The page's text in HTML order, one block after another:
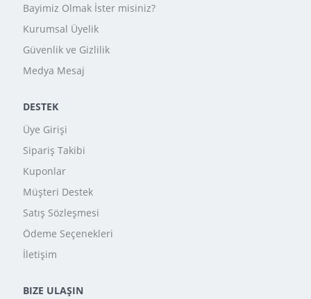
Bayimiz Olmak İster misiniz?
Kurumsal Üyelik
Güvenlik ve Gizlilik
Medya Mesaj
DESTEK
Üye Girişi
Sipariş Takibi
Kuponlar
Müşteri Destek
Satış Sözleşmesi
Ödeme Seçenekleri
İletişim
BIZE ULAŞIN